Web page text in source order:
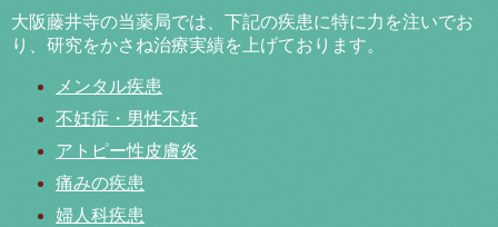
大阪藤井寺の当薬局では、下記の疾患に特に力を注いでお
り、研究をかさね治療実績を上げております。
メンタル疾患
不妊症・男性不妊
アトピー性皮膚炎
痛みの疾患
婦人科疾患